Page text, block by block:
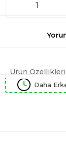
Ürün Özellikleri
Daha